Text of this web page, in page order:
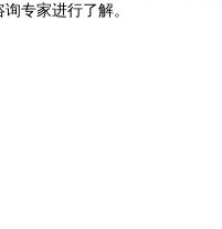
专家进行了解。